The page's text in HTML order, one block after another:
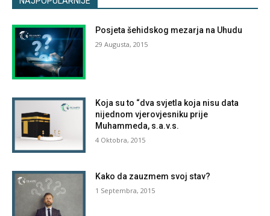
Posjeta šehidskog mezarja na Uhudu
29 Augusta, 2015
Koja su to “dva svjetla koja nisu data
nijednom vjerovjesniku prije
Muhammeda, s.a.v.s.
4 Oktobra, 2015
Kako da zauzmem svoj stav?
1 Septembra, 2015